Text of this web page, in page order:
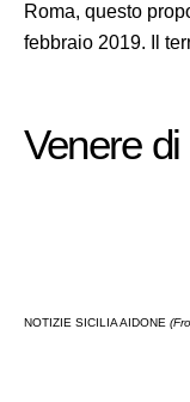
Roma, questo
febbraio 2019. Il
Venere
NOTIZIE SICILIA AIDONE